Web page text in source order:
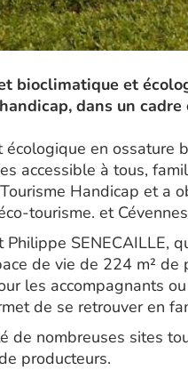
bioclimatique et
dans un
en ossature
accessible à tous,
Handicap et a
tourisme. et
SENECAILLE,
de vie de 224 m²
les accompagnants
de se retrouver en
de nombreuses sites
producteurs.